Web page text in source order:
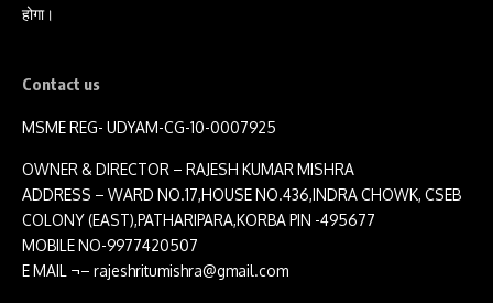
होगा।
Contact us
MSME REG- UDYAM-CG-10-0007925
OWNER & DIRECTOR – RAJESH KUMAR MISHRA
ADDRESS – WARD NO.17,HOUSE NO.436,INDRA CHOWK, CSEB
COLONY (EAST),PATHARIPARA,KORBA PIN -495677
MOBILE NO-9977420507
E MAIL ¬– rajeshritumishra@gmail.com